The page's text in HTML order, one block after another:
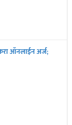
ऑनलाईन अर्ज;